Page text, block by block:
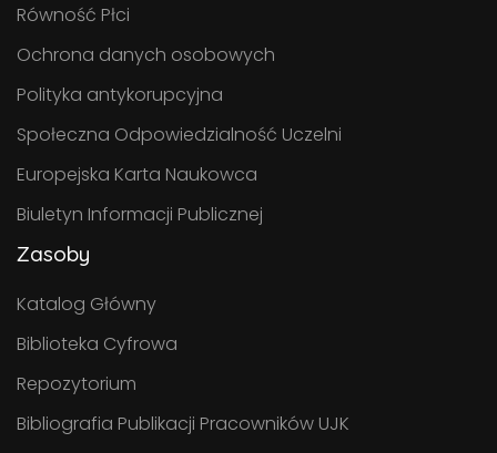
Równość Płci
Ochrona danych osobowych
Polityka antykorupcyjna
Społeczna Odpowiedzialność Uczelni
Europejska Karta Naukowca
Biuletyn Informacji Publicznej
Zasoby
Katalog Główny
Biblioteka Cyfrowa
Repozytorium
Bibliografia Publikacji Pracowników UJK